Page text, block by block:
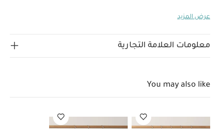
تأتي عربة أرماديللو المزدوجة بمقعدين واسعين يمكن تعديل
الاستلقاء والنوم، بينما يجلس الآخر ويشاهد العالم من
والمطر. تتيح لك النافذة المغناطيسية الاطمئنان على طفلك
تناسب هذه العربة من ماماز وباباز الاستخدام منذ الولادة، كما
عرض المزيد
معلومات العلامة التجارية
You may also like